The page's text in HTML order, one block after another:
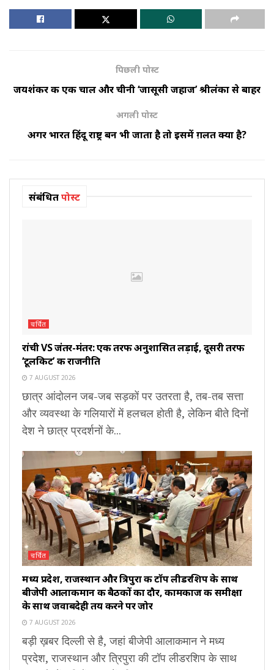
पिछली पोस्ट
जयशंकर की एक चाल और चीनी ‘जासूसी जहाज’ श्रीलंका से बाहर
अगली पोस्ट
अगर भारत हिंदू राष्ट्र बन भी जाता है तो इसमें ग़लत क्या है?
संबंधितपोस्ट
चर्चित
रांची VS जंतर-मंतर: एक तरफ अनुशासित लड़ाई, दूसरी तरफ
‘टूलकिट’ की राजनीति
7 AUGUST 2026
छात्र आंदोलन जब-जब सड़कों पर उतरता है, तब-तब सत्ता
और व्यवस्था के गलियारों में हलचल होती है, लेकिन बीते दिनों
देश ने छात्र प्रदर्शनों के...
चर्चित
मध्य प्रदेश, राजस्थान और त्रिपुरा की टॉप लीडरशिप के साथ
बीजेपी आलाकमान की बैठकों का दौर, कामकाज की समीक्षा
के साथ जवाबदेही तय करने पर जोर
7 AUGUST 2026
बड़ी ख़बर दिल्ली से है, जहां बीजेपी आलाकमान ने मध्य
प्रदेश, राजस्थान और त्रिपुरा की टॉप लीडरशिप के साथ